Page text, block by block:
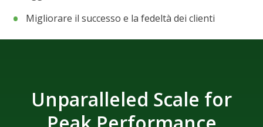
Migliorare il successo e la fedeltà dei clienti
Unparalleled Scale for